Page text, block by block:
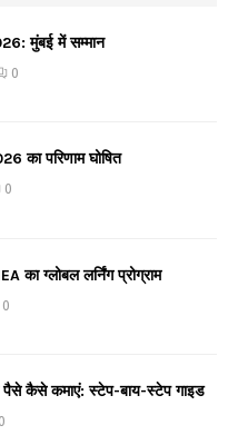
मुंबई में सम्मान
0
का परिणाम घोषित
0
ग्लोबल लर्निंग प्रोग्राम
0
कैसे कमाएं: स्टेप-बाय-स्टेप गाइड
0